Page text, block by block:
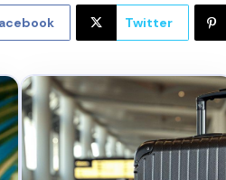
Twitter